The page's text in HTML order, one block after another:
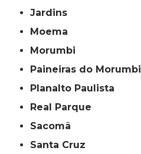
Jardins
Moema
Morumbi
Paineiras do Morumbi
Planalto Paulista
Real Parque
Sacomã
Santa Cruz